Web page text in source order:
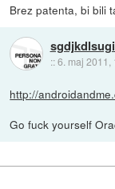
Brez patenta, bi bili
::6. maj 2011,
http://
Go fuck yourself